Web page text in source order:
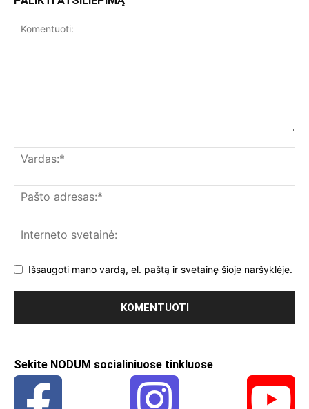
Išsaugoti mano vardą, el. paštą ir svetainę šioje naršyklėje.
Sekite NODUM socialiniuose tinkluose